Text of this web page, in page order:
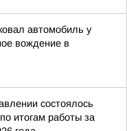
автомобиль у
вождение в
состоялось
итогам работы за